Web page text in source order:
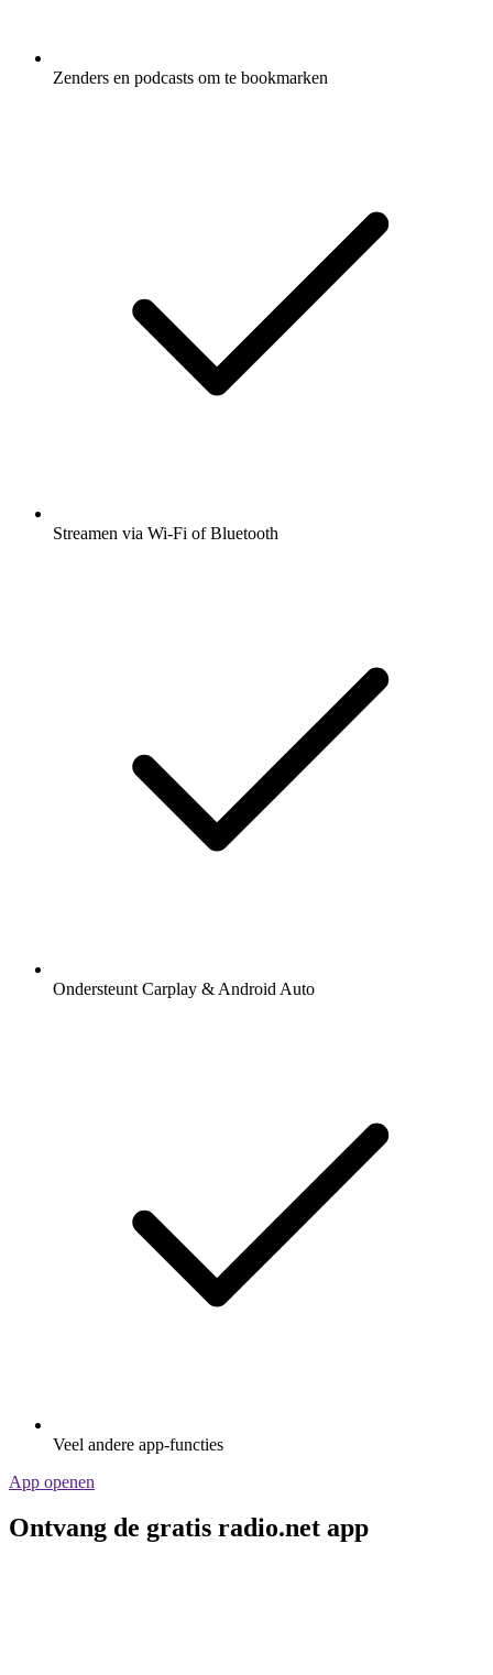
Zenders en podcasts om te bookmarken
Streamen via Wi-Fi of Bluetooth
Ondersteunt Carplay & Android Auto
Veel andere app-functies
App openen
Ontvang de gratis radio.net app